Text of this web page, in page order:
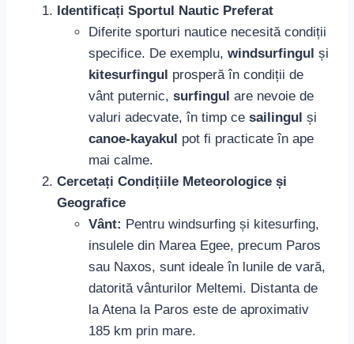
Identificați Sportul Nautic Preferat
Diferite sporturi nautice necesită condiții
specifice. De exemplu, windsurfingul și
kitesurfingul prosperă în condiții de
vânt puternic, surfingul are nevoie de
valuri adecvate, în timp ce sailingul și
canoe-kayakul pot fi practicate în ape
mai calme.
Cercetați Condițiile Meteorologice și
Geografice
Vânt: Pentru windsurfing și kitesurfing,
insulele din Marea Egee, precum Paros
sau Naxos, sunt ideale în lunile de vară,
datorită vânturilor Meltemi. Distanta de
la Atena la Paros este de aproximativ
185 km prin mare.